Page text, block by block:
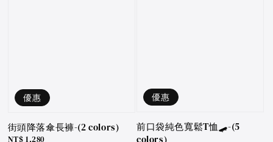
優惠
街頭降落傘長褲-(2 colors)
Sale
NT$ 1,280
優惠
前口袋純色寬鬆T恤🛹-(5
colors)